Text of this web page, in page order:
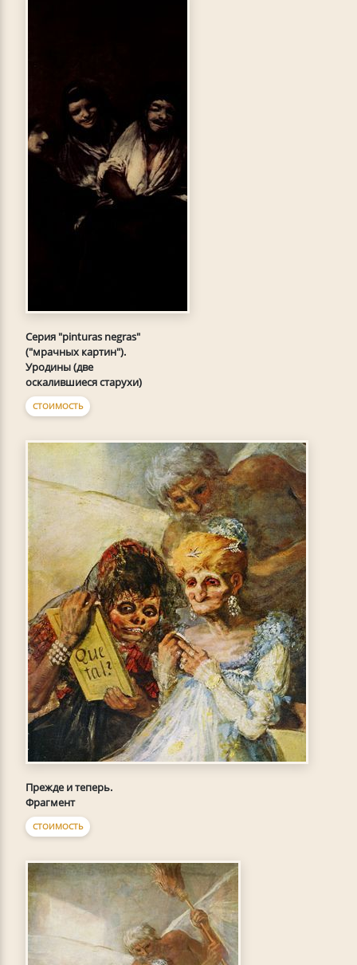
Серия "pinturas negras"
("мрачных картин").
Уродины (две
оскалившиеся старухи)
СТОИМОСТЬ
Прежде и теперь.
Фрагмент
СТОИМОСТЬ